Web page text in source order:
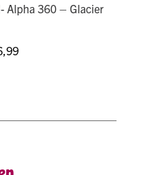
Alpha 360 – Glacier